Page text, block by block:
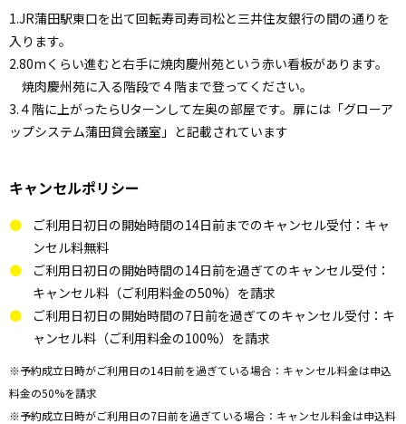
1.JR蒲田駅東口を出て回転寿司寿司松と三井住友銀行の間の通りを
入ります。
2.80mくらい進むと右手に焼肉慶州苑という赤い看板があります。
焼肉慶州苑に入る階段で４階まで登ってください。
3.４階に上がったらUターンして左奥の部屋です。扉には「グローア
ップシステム蒲田貸会議室」と記載されています
キャンセルポリシー
ご利用日初日の開始時間の14日前までのキャンセル受付：キャ
ンセル料無料
ご利用日初日の開始時間の14日前を過ぎてのキャンセル受付：
キャンセル料（ご利用料金の50%）を請求
ご利用日初日の開始時間の7日前を過ぎてのキャンセル受付：キ
ャンセル料（ご利用料金の100%）を請求
※予約成立日時がご利用日の14日前を過ぎている場合：キャンセル料金は申込
料金の50%を請求
※予約成立日時がご利用日の7日前を過ぎている場合：キャンセル料金は申込料